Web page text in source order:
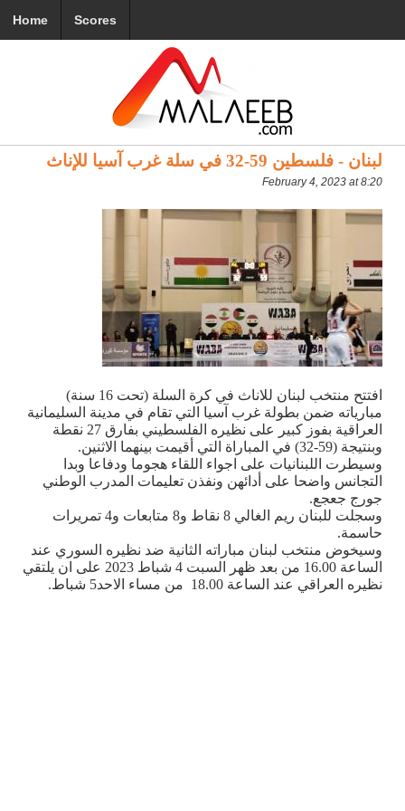
Home Scores
لبنان - فلسطين 59-32 في سلة غرب آسيا للإناث
February 4, 2023 at 8:20
افتتح منتخب لبنان للاناث في كرة السلة (تحت 16 سنة)
مبارياته ضمن بطولة غرب آسيا التي تقام في مدينة السليمانية
العراقية بفوز كبير على نظيره الفلسطيني بفارق 27 نقطة
وبنتيجة (59-32) في المباراة التي أقيمت بينهما الاثنين
.
وسيطرت اللبنانيات على اجواء اللقاء هجوما ودفاعا وبدا
التجانس واضحا على أدائهن ونفذن تعليمات المدرب الوطني
جورج جعجع.
وسجلت للبنان ريم الغالي 8 نقاط و8 متابعات و4 تمريرات
حاسمة.
وسيخوض منتخب لبنان مباراته الثانية ضد نظيره السوري عند
الساعة 16.00 من بعد ظهر السبت 4 شباط 2023 على ان يلتقي
نظيره العراقي عند الساعة 18.00 من مساء الاحد
5 شباط.